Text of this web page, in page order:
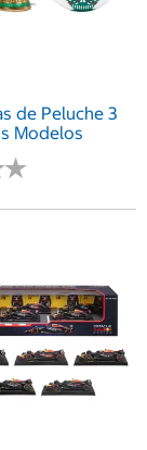
de Peluche 3
Modelos
★
★